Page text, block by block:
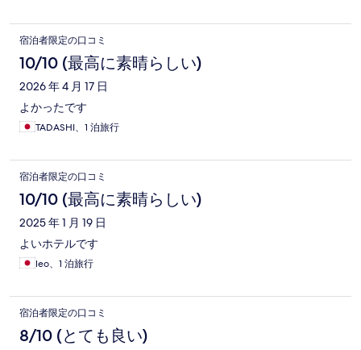
宿泊者限定の口コミ
10/10 (最高に素晴らしい)
2026 年 4 月 17 日
よかったです
TADASHI、1 泊旅行
宿泊者限定の口コミ
10/10 (最高に素晴らしい)
2025 年 1 月 19 日
よいホテルです
leo、1 泊旅行
宿泊者限定の口コミ
8/10 (とても良い)